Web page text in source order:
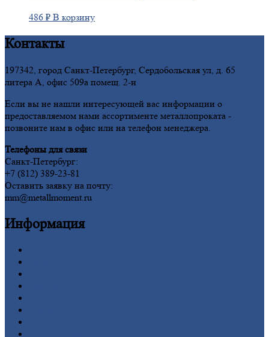
486 ₽ В корзину
Контакты
197342, город Санкт-Петербург, Сердобольская ул, д. 65
литера А, офис 509а помещ. 2-н
Если вы не нашли интересующей вас информации о
предоставляемом нами ассортименте металлопроката -
позвоните нам в офис или на телефон менеджера.
Телефоны для связи
Санкт-Петербург:
+7 (812) 389-23-81
Оставить заявку на почту:
mm@metallmoment.ru
Информация